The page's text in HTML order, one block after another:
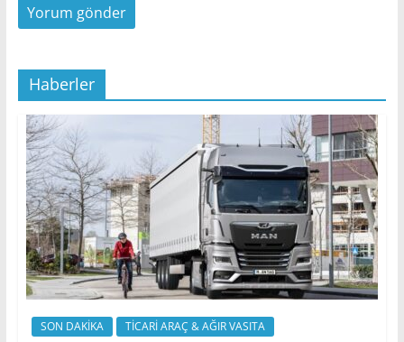
Haberler
SON DAKİKA TİCARİ ARAÇ & AĞIR VASITA